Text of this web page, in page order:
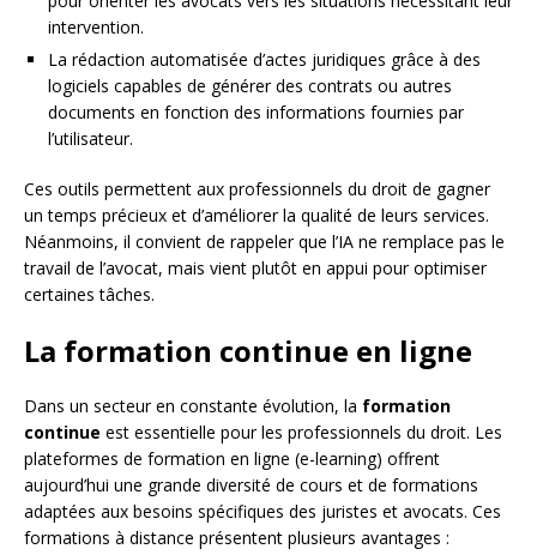
intervention.
La rédaction automatisée d’actes juridiques grâce à des
logiciels capables de générer des contrats ou autres
documents en fonction des informations fournies par
l’utilisateur.
Ces outils permettent aux professionnels du droit de gagner
un temps précieux et d’améliorer la qualité de leurs services.
Néanmoins, il convient de rappeler que l’IA ne remplace pas le
travail de l’avocat, mais vient plutôt en appui pour optimiser
certaines tâches.
La formation continue en ligne
Dans un secteur en constante évolution, la formation
continue est essentielle pour les professionnels du droit. Les
plateformes de formation en ligne (e-learning) offrent
aujourd’hui une grande diversité de cours et de formations
adaptées aux besoins spécifiques des juristes et avocats. Ces
formations à distance présentent plusieurs avantages :